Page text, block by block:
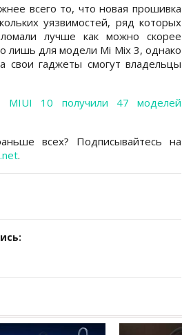
всего то, что новая прошивка
уязвимостей, ряд которых
лучше как можно скорее
лишь для модели Mi Mix 3, однако
свои гаджеты смогут владельцы
MIUI 10 получили 47 моделей
всех? Подписывайтесь на
.